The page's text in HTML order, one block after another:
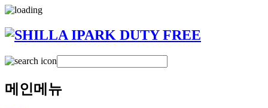
메인메뉴